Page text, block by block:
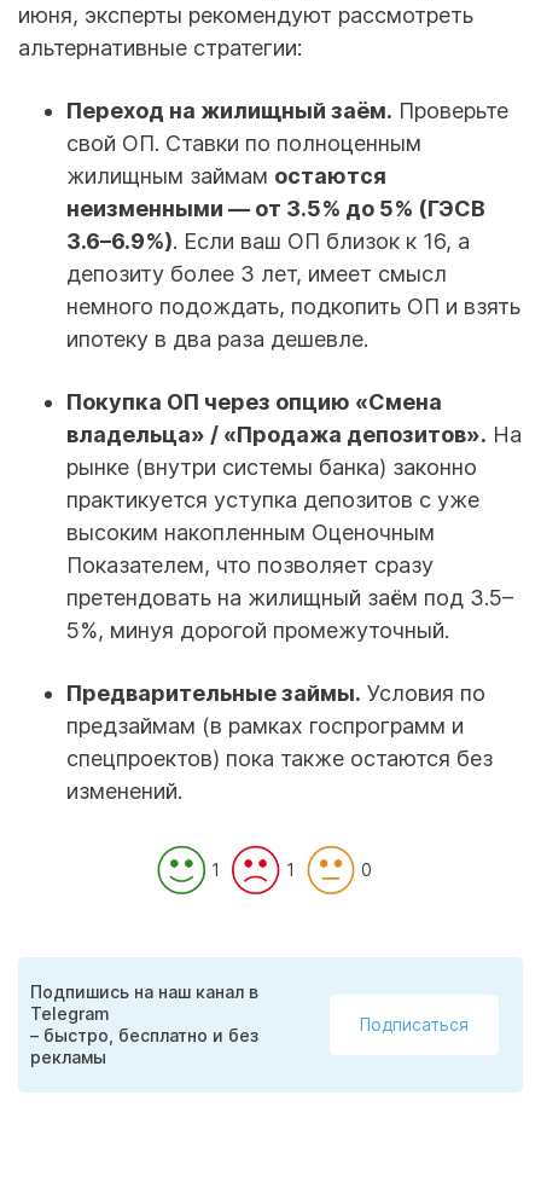
июня, эксперты рекомендуют рассмотреть
альтернативные стратегии:
Переход на жилищный заём. Проверьте
свой ОП. Ставки по полноценным
жилищным займам остаются
неизменными — от 3.5% до 5% (ГЭСВ
3.6–6.9%). Если ваш ОП близок к 16, а
депозиту более 3 лет, имеет смысл
немного подождать, подкопить ОП и взять
ипотеку в два раза дешевле.
Покупка ОП через опцию «Смена
владельца» / «Продажа депозитов». На
рынке (внутри системы банка) законно
практикуется уступка депозитов с уже
высоким накопленным Оценочным
Показателем, что позволяет сразу
претендовать на жилищный заём под 3.5–
5%, минуя дорогой промежуточный.
Предварительные займы. Условия по
предзаймам (в рамках госпрограмм и
спецпроектов) пока также остаются без
изменений.
1 1 0
Подпишись на наш канал в
Telegram
– быстро, бесплатно и без
рекламы
Подписаться